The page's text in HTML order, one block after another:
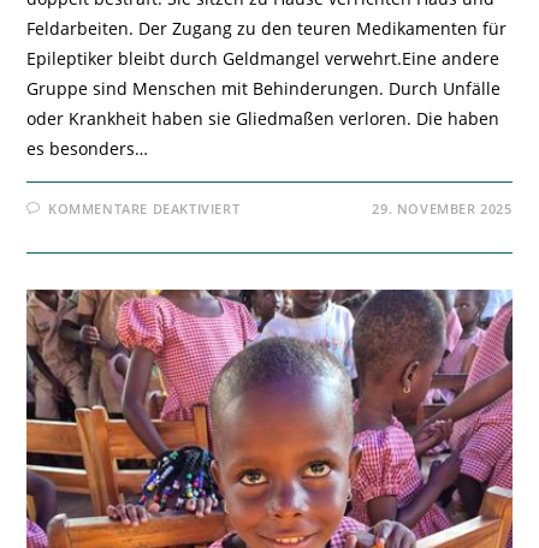
Feldarbeiten. Der Zugang zu den teuren Medikamenten für
Epileptiker bleibt durch Geldmangel verwehrt.Eine andere
Gruppe sind Menschen mit Behinderungen. Durch Unfälle
oder Krankheit haben sie Gliedmaßen verloren. Die haben
es besonders…
KOMMENTARE DEAKTIVIERTFÜR
IM
29. NOVEMBER 2025